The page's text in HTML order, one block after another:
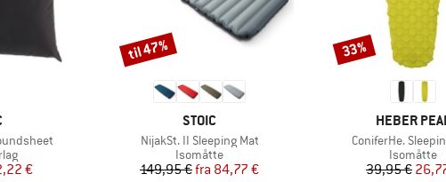
pris
€
MÆRKE
STOIC
Artikel
NijakSt. II Sleeping Mat
Produktgruppe
Isomåtte
Pris
149,95 € Nedsat pris
fra 84,77 €
Rabat
til 47%
MÆRKE
HEBER
Artikel
ConiferHe.
Isomåtte
Pris
39,95 €
Rabat
33%